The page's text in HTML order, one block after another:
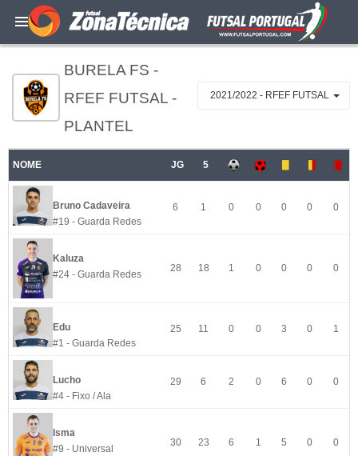
BURELA FS -
RFEF FUTSAL -
PLANTEL
2021/2022 - RFEF FUTSAL
NOME JG 5
Bruno Cadaveira
#19 - Guarda Redes
6 1 0 0 0 0 0
Kaluza
#24 - Guarda Redes
28 18 1 0 0 0 0
Edu
#1 - Guarda Redes
25 11 0 0 3 0 1
Lucho
#4 - Fixo / Ala
29 6 2 0 6 0 0
Isma
#9 - Universal
30 23 6 1 5 0 0